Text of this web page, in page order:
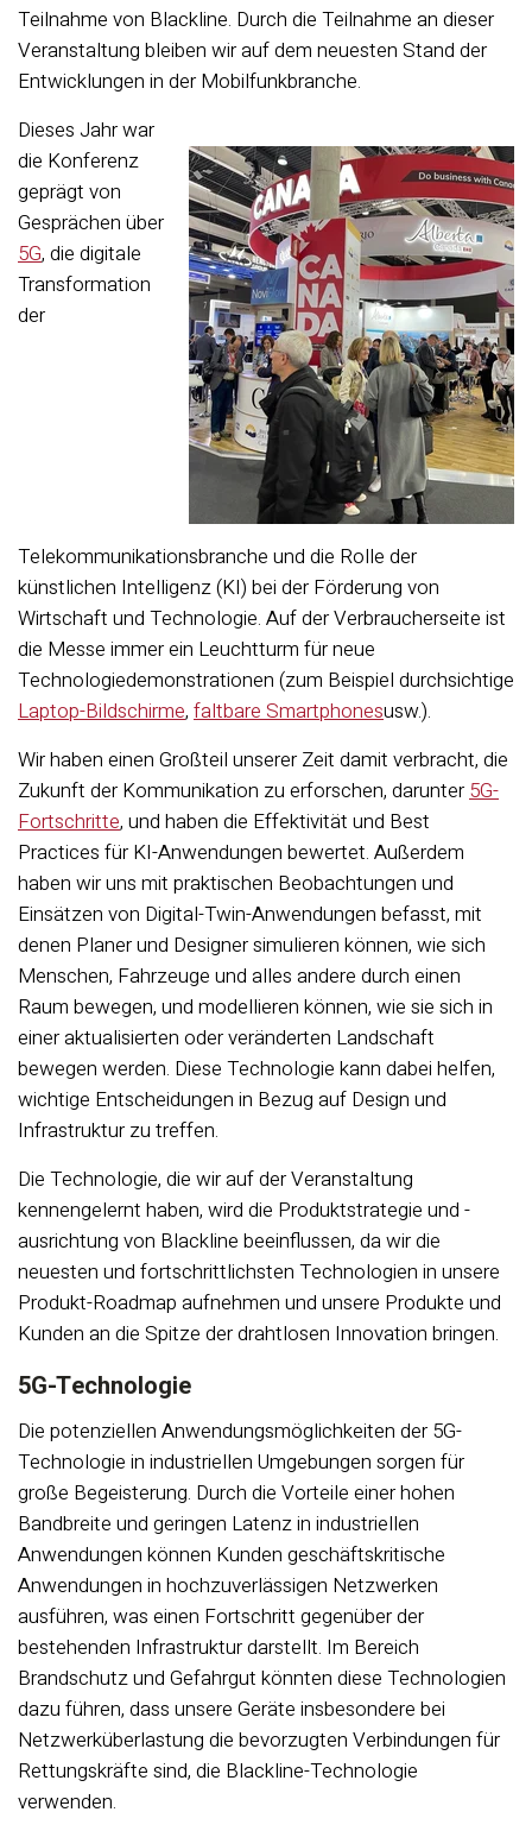
Teilnahme von Blackline. Durch die Teilnahme an dieser
Veranstaltung bleiben wir auf dem neuesten Stand der
Entwicklungen in der Mobilfunkbranche.
Dieses Jahr war
die Konferenz
geprägt von
Gesprächen über
5G, die digitale
Transformation
der
Telekommunikationsbranche und die Rolle der
künstlichen Intelligenz (KI) bei der Förderung von
Wirtschaft und Technologie. Auf der Verbraucherseite ist
die Messe immer ein Leuchtturm für neue
Technologiedemonstrationen (zum Beispiel durchsichtige
Laptop-Bildschirme, faltbare Smartphonesusw.).
Wir haben einen Großteil unserer Zeit damit verbracht, die
Zukunft der Kommunikation zu erforschen, darunter 5G-
Fortschritte, und haben die Effektivität und Best
Practices für KI-Anwendungen bewertet. Außerdem
haben wir uns mit praktischen Beobachtungen und
Einsätzen von Digital-Twin-Anwendungen befasst, mit
denen Planer und Designer simulieren können, wie sich
Menschen, Fahrzeuge und alles andere durch einen
Raum bewegen, und modellieren können, wie sie sich in
einer aktualisierten oder veränderten Landschaft
bewegen werden. Diese Technologie kann dabei helfen,
wichtige Entscheidungen in Bezug auf Design und
Infrastruktur zu treffen.
Die Technologie, die wir auf der Veranstaltung
kennengelernt haben, wird die Produktstrategie und -
ausrichtung von Blackline beeinflussen, da wir die
neuesten und fortschrittlichsten Technologien in unsere
Produkt-Roadmap aufnehmen und unsere Produkte und
Kunden an die Spitze der drahtlosen Innovation bringen.
5G-Technologie
Die potenziellen Anwendungsmöglichkeiten der 5G-
Technologie in industriellen Umgebungen sorgen für
große Begeisterung. Durch die Vorteile einer hohen
Bandbreite und geringen Latenz in industriellen
Anwendungen können Kunden geschäftskritische
Anwendungen in hochzuverlässigen Netzwerken
ausführen, was einen Fortschritt gegenüber der
bestehenden Infrastruktur darstellt. Im Bereich
Brandschutz und Gefahrgut könnten diese Technologien
dazu führen, dass unsere Geräte insbesondere bei
Netzwerküberlastung die bevorzugten Verbindungen für
Rettungskräfte sind, die Blackline-Technologie
verwenden.